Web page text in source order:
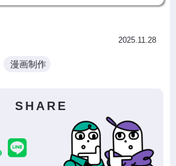
2025.11.28
漫画制作
SHARE